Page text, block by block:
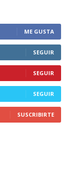
ME GUSTA
SEGUIR
SEGUIR
SEGUIR
SUSCRIBIRTE